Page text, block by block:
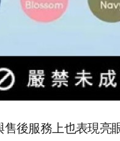
售後服務上也表現亮